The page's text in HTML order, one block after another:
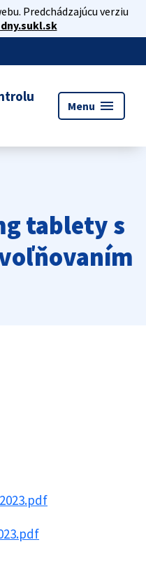
Predchádzajúcu verziu
Menu menu
tablety s